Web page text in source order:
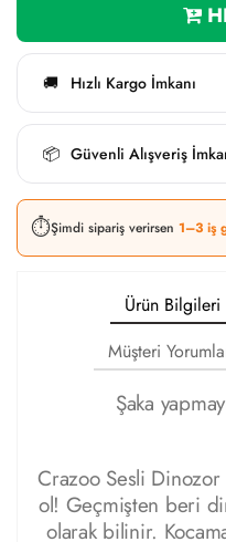
🚚 Hızlı Kargo İmkanı
📦 Güvenli Alışveriş
⏱️Şimdi sipariş verirsen 1–3 iş
Ürün Bilgileri
Müşteri
Şaka
Crazoo Sesli Dinozor
ol! Geçmişten beri
olarak bilinir.